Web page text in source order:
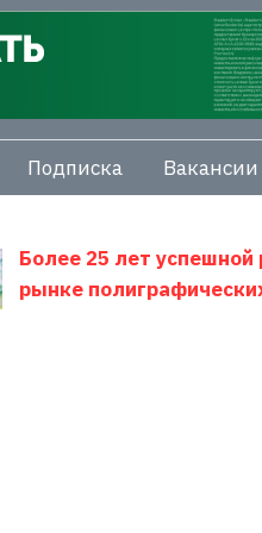
Подписка Вакансии
Более 25 лет успешной
рынке